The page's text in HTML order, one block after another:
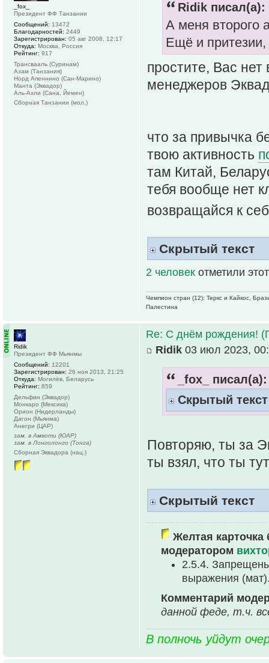
Ridik писал(а):
А меня второго
Ещё и
простите, Вас нет
менеджеров
что за привычка
твою активность
там Китай,
тебя вообще нет
возвращайся к
Скрытый текст
2 человек отметили
Чемпион стран (12): Теркс и Кайкос,
Палестина
_fox_
Президент ФФ Танзании
Сообщений: 13472
Благодарностей: 2449
Зарегистрирован: 05 авг 2008, 12:17
Откуда: Москва, Россия
Рейтинг: 917
Трансвааль (Суринам)
Азам (Танзания)
Норд Апеннино (Сан-Марино)
Манта (Эквадор)
Аль-Ахли (Сана, Йемен)
Сборная Танзании (мол.)
Re: С днём рождения!
Ridik 03 июл 2023,
_fox_ писал(а):
Скрытый текст
Повторяю, ты за
ты взял, что ты
Скрытый текст
Желтая карточка
модератором
2.5.4.
выpажения
Комментарий
данной феде, т.ч.
В полночь уйдут
Ridik
Президент ФФ Мьянмы
Сообщений: 12201
Зарегистрирован: 26 ноя 2013, 21:25
Откуда: Могилёв, Беларусь
Рейтинг: 859
Дельфин (Эквадор)
Монкаро (Мексика)
Орион (Нидерланды)
Дагон (Мьянма)
Анегри (ЦАР)
зам. в Амвоти (ЮАР)
зам. в Лонголонго (Тонга)
Сборная Эквадора (нац.)